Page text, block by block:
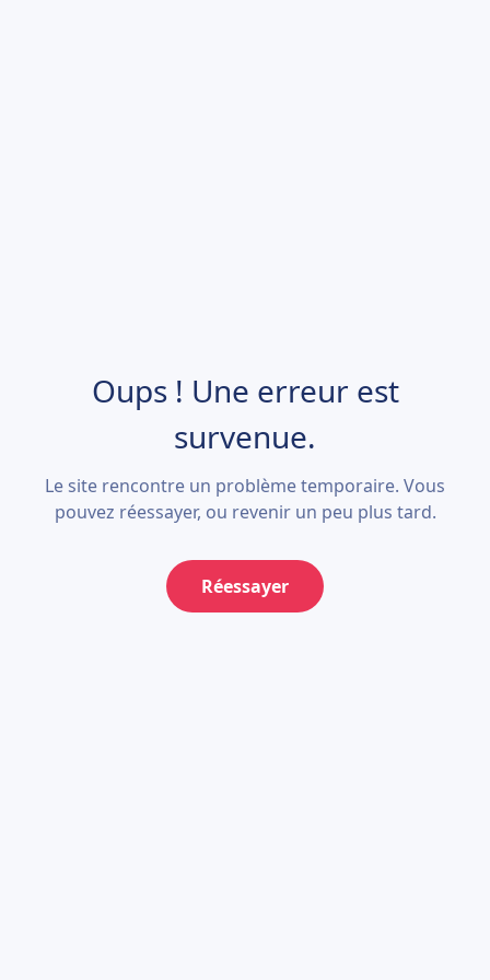
Oups ! Une erreur est
survenue.
Le site rencontre un problème temporaire. Vous
pouvez réessayer, ou revenir un peu plus tard.
Réessayer